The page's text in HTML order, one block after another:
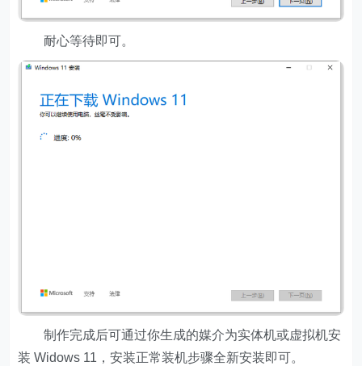
耐心等待即可。
制作完成后可通过你生成的媒介为实体机或虚拟机安
装 Widows 11，安装正常装机步骤全新安装即可。